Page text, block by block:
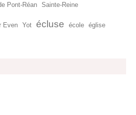
Pont-Réan Sainte-Reine
Even Yot écluse école église